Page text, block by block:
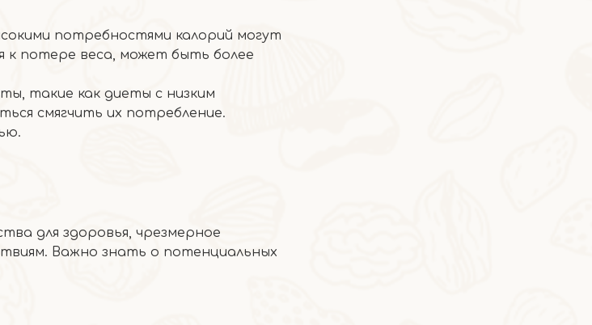
потребностями калорий могут
к потере веса, может быть более
такие как диеты с низким
смягчить их потребление.
для здоровья, чрезмерное
Важно знать о потенциальных